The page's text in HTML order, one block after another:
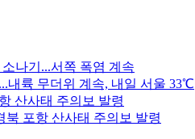
나기...서쪽 폭염 계속
내륙 무더위 계속, 내일 서울 33℃
산사태 주의보 발령
북 포항 산사태 주의보 발령